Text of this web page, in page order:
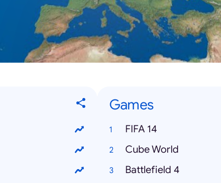
Games
FIFA 14
Cube World
Battlefield 4